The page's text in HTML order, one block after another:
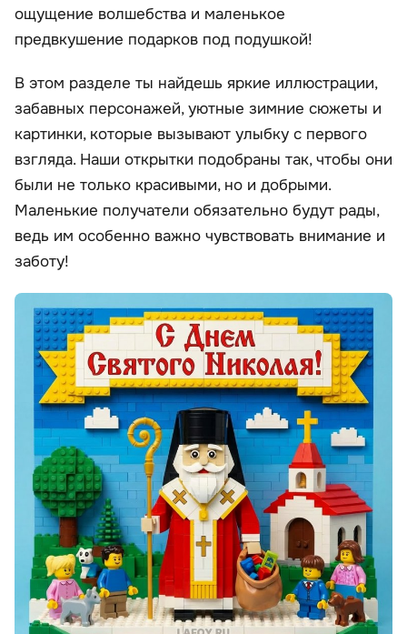
ощущение волшебства и маленькое
предвкушение подарков под подушкой!
В этом разделе ты найдешь яркие иллюстрации,
забавных персонажей, уютные зимние сюжеты и
картинки, которые вызывают улыбку с первого
взгляда. Наши открытки подобраны так, чтобы они
были не только красивыми, но и добрыми.
Маленькие получатели обязательно будут рады,
ведь им особенно важно чувствовать внимание и
заботу!